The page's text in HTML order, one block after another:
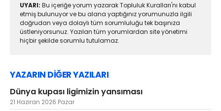
UYARI: Bu içeriğe yorum yazarak Topluluk Kuralları'nı kabul
etmiş bulunuyor ve bu alana yaptığınız yorumunuzla ilgili
doğrudan veya dolaylı tüm sorumluluğu tek başınıza
üstleniyorsunuz. Yazılan tüm yorumlardan site yönetimi
hiçbir şekilde sorumlu tutulamaz.
YAZARIN DİĞER YAZILARI
Dünya kupası ligimizin yansıması
21 Haziran 2026 Pazar